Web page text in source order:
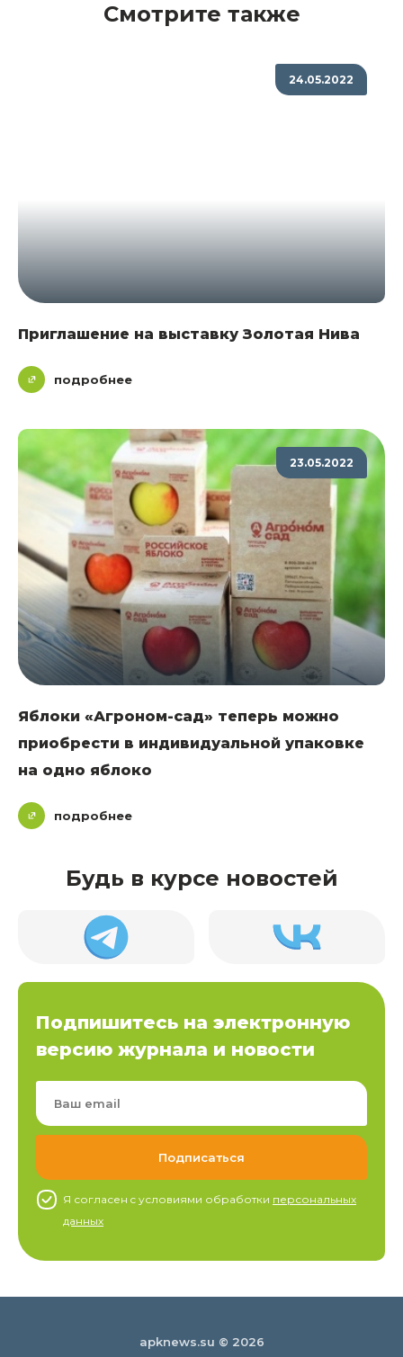
Смотрите также
24.05.2022
Приглашение на выставку Золотая Нива
подробнее
23.05.2022
Яблоки «Агроном-сад» теперь можно
приобрести в индивидуальной упаковке
на одно яблоко
подробнее
Будь в курсе новостей
Подпишитесь на электронную
версию журнала и новости
Я согласен c условиями обработки персональных
данных
apknews.su © 2026